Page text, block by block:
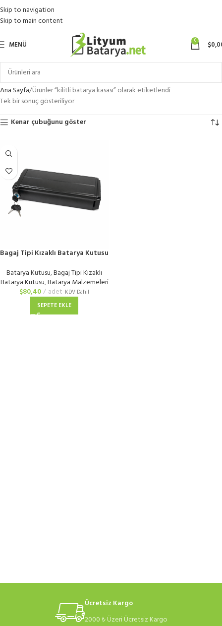
Skip to navigation
Skip to main content
MENÜ 0 $
Ana Sayfa Ürünler “kilitli batarya kasası” olarak etiketlendi
Tek bir sonuç gösteriliyor
Kenar çubuğunu göster
Bagaj Tipi Kızaklı Batarya Kutusu
Batarya Kutusu,Bagaj Tipi Kızaklı
Batarya Kutusu,Batarya Malzemeleri
$80,40 adet KDV Dahil
SEPETE EKLE
Ücretsiz Kargo
2000 ₺ Üzeri Ücretsiz Kargo